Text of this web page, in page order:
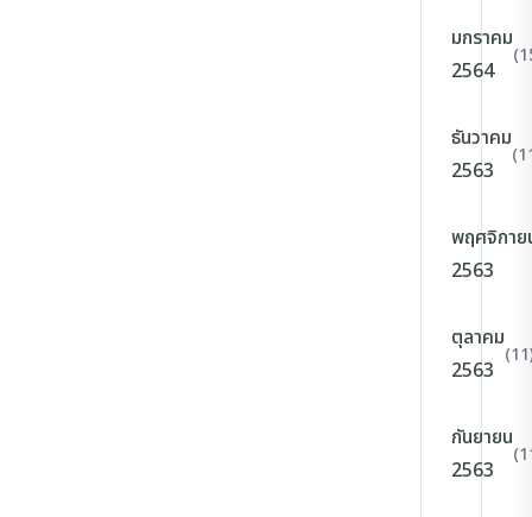
มกราคม
2564
ธันวาคม
2563
พฤศจิกาย
2563
ตุลาคม
2563
กันยายน
2563